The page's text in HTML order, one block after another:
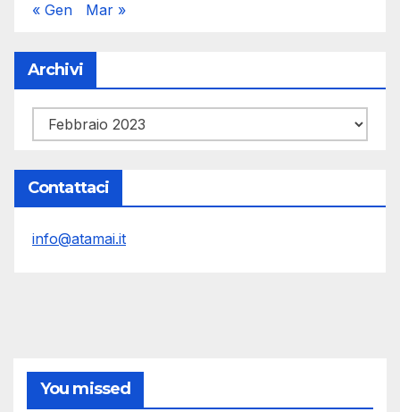
« Gen Mar »
Archivi
Archivi
Contattaci
info@atamai.it
You missed